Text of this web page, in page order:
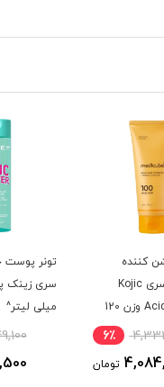
کننده
مدیکیوب سری Kojic
Acid Turmeric وزن 120
6٪
تومان
تونر
میلی لیتر^